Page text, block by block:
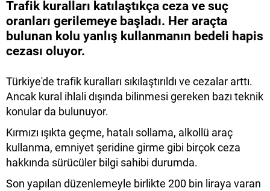
Trafik kuralları katılaştıkça ceza ve suç
oranları gerilemeye başladı. Her araçta
bulunan kolu yanlış kullanmanın bedeli hapis
cezası oluyor.
Türkiye'de trafik kuralları sıkılaştırıldı ve cezalar arttı.
Ancak kural ihlali dışında bilinmesi gereken bazı teknik
konular da bulunuyor.
Kırmızı ışıkta geçme, hatalı sollama, alkollü araç
kullanma, emniyet şeridine girme gibi birçok ceza
hakkında sürücüler bilgi sahibi durumda.
Son yapılan düzenlemeyle birlikte 200 bin liraya varan